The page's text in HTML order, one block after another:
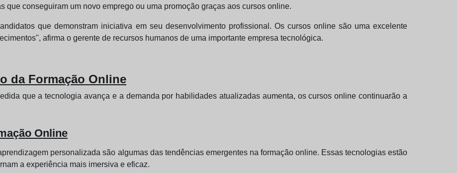
que conseguiram um novo emprego ou uma promoção graças aos cursos online.
que demonstram iniciativa em seu desenvolvimento profissional. Os cursos online são uma excelente
afirma o gerente de recursos humanos de uma importante empresa tecnológica.
da Formação Online
que a tecnologia avança e a demanda por habilidades atualizadas aumenta, os cursos online continuarão a
Online
personalizada são algumas das tendências emergentes na formação online. Essas tecnologias estão
a experiência mais imersiva e eficaz.